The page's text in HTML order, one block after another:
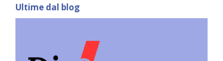
Ultime dal blog